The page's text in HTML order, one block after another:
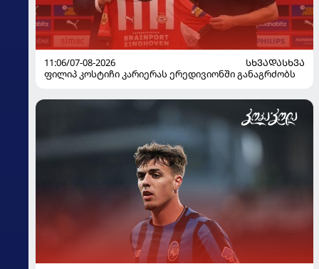
11:06/07-08-2026
ᲡᲮᲕᲐᲓᲐᲡᲮᲕᲐ
ფილიპ კოსტიჩი კარიერას ერედივიონში განაგრძობს